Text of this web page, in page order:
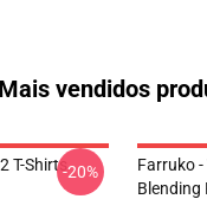
Mais vendidos
T-Shirts-20%
Farruko -
Blending